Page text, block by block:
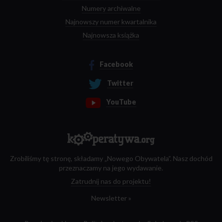
Numery archiwalne
Najnowszy numer kwartalnika
Najnowsza książka
Facebook
Twitter
YouTube
Zrobiliśmy tę stronę, składamy „Nowego Obywatela”. Nasz dochód
przeznaczamy na jego wydawanie.
Zatrudnij nas do projektu!
Newsletter »